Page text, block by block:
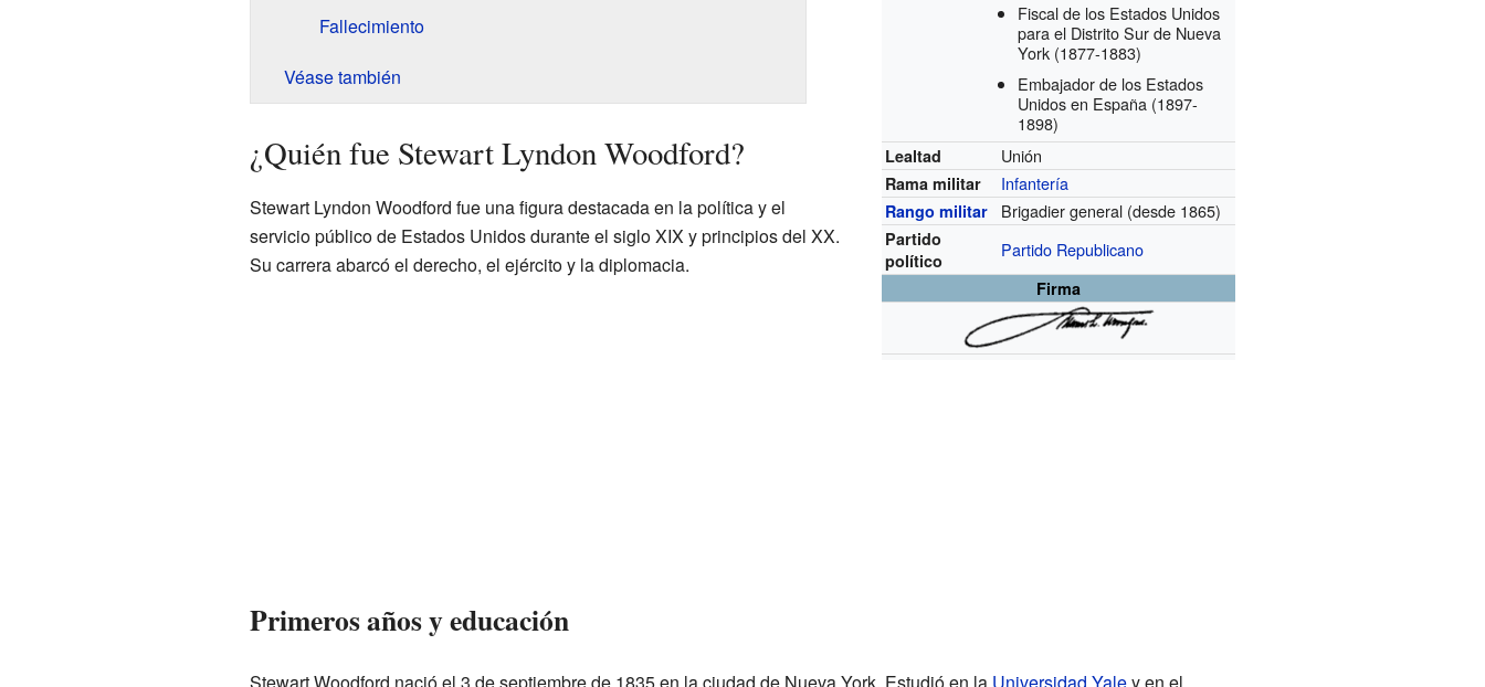
Fiscal de los Estados Unidos
para el Distrito Sur de Nueva
York (1877-1883)
Embajador de los Estados
Unidos en España (1897-
1898)
Lealtad Unión
Rama militar Infantería
Rango militar Brigadier general (desde 1865)
Partido
político
Partido Republicano
Firma
Fallecimiento
Véase también
¿Quién fue Stewart Lyndon Woodford?
Stewart Lyndon Woodford fue una figura destacada en la política y el
servicio público de Estados Unidos durante el siglo XIX y principios del XX.
Su carrera abarcó el derecho, el ejército y la diplomacia.
Primeros años y educación